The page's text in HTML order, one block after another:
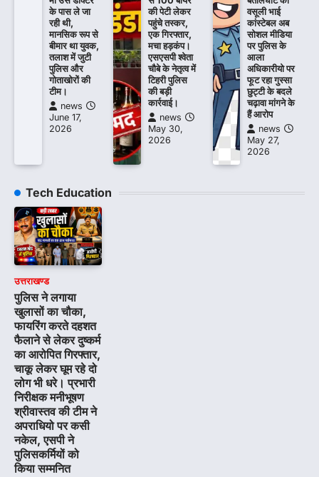
के पास ले जा
रही थी,
मानसिक रूप से
बीमार था युवक,
तलाश में जुटी
पुलिस और
गोताखोरों की
टीम।
news
June 17,
2026
की पेटी लेकर
पहुंचे तस्कर,
एक गिरफ्तार,
मचा हड़कंप।
एसएसपी श्वेता
चौबे के नेतृत्व में
टिहरी पुलिस
की बड़ी
कार्रवाई।
news
May 30,
2026
वसूली भाई
कांस्टेबल अब
सोशल मीडिया
पर पुलिस के
आला
अधिकारीयो पर
फूट रहा गुस्सा
छुट्टी के बदले
चढ़ावा मांगने के
हैं आरोप
news
May 27,
2026
Tech Education
उत्तराखण्ड
पुलिस ने लगाया
खुलासों का चौका,
फायरिंग करते दहशत
फैलाने से लेकर दुष्कर्म
का आरोपित गिरफ्तार,
चाकू लेकर घूम रहे दो
लोग भी धरे। प्रभारी
निरीक्षक मनीभूषण
श्रीवास्तव की टीम ने
अपराधियो पर कसी
नकेल, एसपी ने
पुलिसकर्मियों को
किया सम्मनित